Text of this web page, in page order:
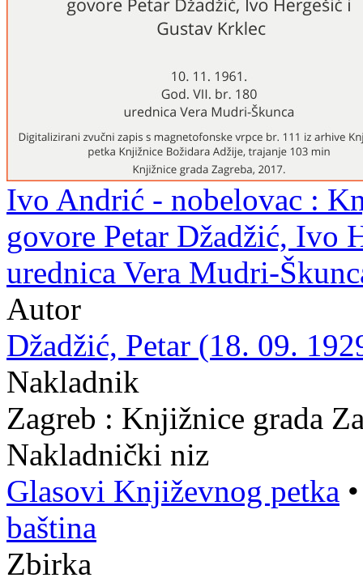
Ivo Andrić - nobelovac :
govore Petar Džadžić, Ivo
urednica Vera Mudri-
Autor
Džadžić, Petar (18. 09.
Nakladnik
Zagreb : Knjižnice grada
Nakladnički niz
Glasovi Književnog petka
baština
Zbirka